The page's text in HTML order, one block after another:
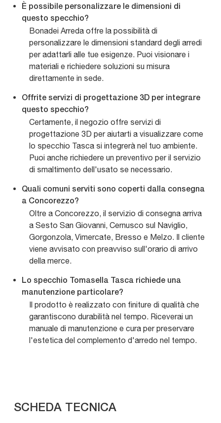
È possibile personalizzare le dimensioni di
questo specchio?
Bonadei Arreda offre la possibilità di
personalizzare le dimensioni standard degli arredi
per adattarli alle tue esigenze. Puoi visionare i
materiali e richiedere soluzioni su misura
direttamente in sede.
Offrite servizi di progettazione 3D per integrare
questo specchio?
Certamente, il negozio offre servizi di
progettazione 3D per aiutarti a visualizzare come
lo specchio Tasca si integrerà nel tuo ambiente.
Puoi anche richiedere un preventivo per il servizio
di smaltimento dell'usato se necessario.
Quali comuni serviti sono coperti dalla consegna
a Concorezzo?
Oltre a Concorezzo, il servizio di consegna arriva
a Sesto San Giovanni, Cernusco sul Naviglio,
Gorgonzola, Vimercate, Bresso e Melzo. Il cliente
viene avvisato con preavviso sull'orario di arrivo
della merce.
Lo specchio Tomasella Tasca richiede una
manutenzione particolare?
Il prodotto è realizzato con finiture di qualità che
garantiscono durabilità nel tempo. Riceverai un
manuale di manutenzione e cura per preservare
l'estetica del complemento d'arredo nel tempo.
SCHEDA TECNICA